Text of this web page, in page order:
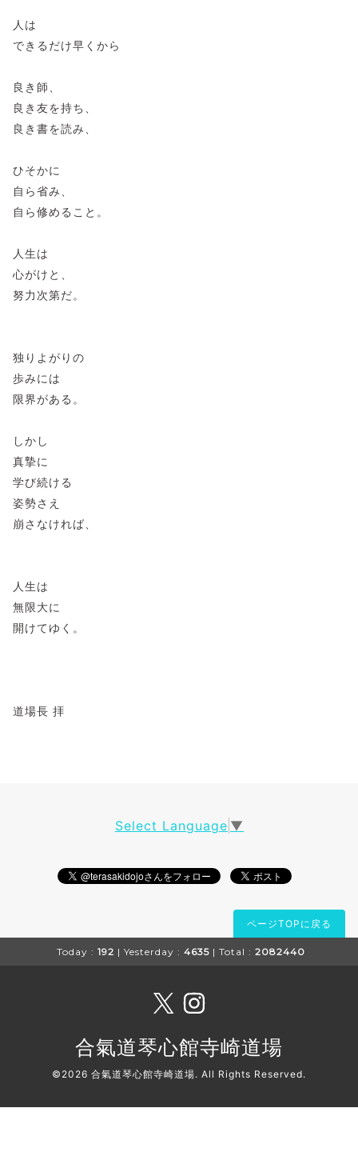
人は
できるだけ早くから
良き師、
良き友を持ち、
良き書を読み、
ひそかに
⾃ら省み、
自ら修めること。
⼈⽣は
⼼がけと、
努⼒次第だ。
独りよがりの
歩みには
限界がある。
しかし
真摯に
学び続ける
姿勢さえ
崩さなければ、
人生は
無限大に
開けてゆく。
道場長 拝
Select Language ▼
ページTOPに戻る
Today : 192 | Yesterday : 4635 | Total : 2082440
合氣道琴心館寺崎道場
©2026 合氣道琴心館寺崎道場. All Rights Reserved.